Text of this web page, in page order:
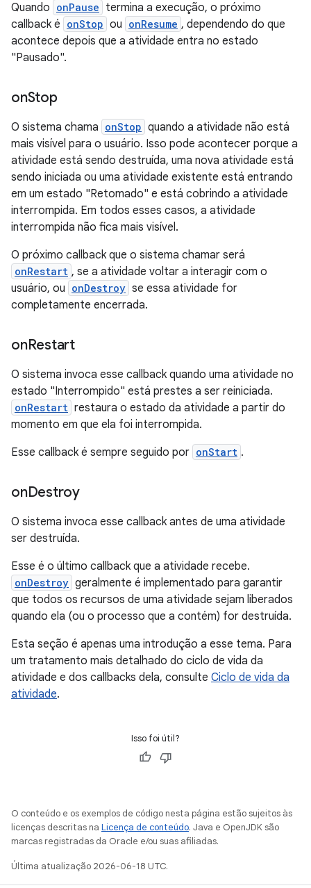
Quando onPause termina a execução, o próximo
callback é onStop ou onResume , dependendo do que
acontece depois que a atividade entra no estado
"Pausado".
onStop
O sistema chama onStop quando a atividade não está
mais visível para o usuário. Isso pode acontecer porque a
atividade está sendo destruída, uma nova atividade está
sendo iniciada ou uma atividade existente está entrando
em um estado "Retomado" e está cobrindo a atividade
interrompida. Em todos esses casos, a atividade
interrompida não fica mais visível.
O próximo callback que o sistema chamar será
onRestart , se a atividade voltar a interagir com o
usuário, ou onDestroy se essa atividade for
completamente encerrada.
onRestart
O sistema invoca esse callback quando uma atividade no
estado "Interrompido" está prestes a ser reiniciada.
onRestart restaura o estado da atividade a partir do
momento em que ela foi interrompida.
Esse callback é sempre seguido por onStart .
onDestroy
O sistema invoca esse callback antes de uma atividade
ser destruída.
Esse é o último callback que a atividade recebe.
onDestroy geralmente é implementado para garantir
que todos os recursos de uma atividade sejam liberados
quando ela (ou o processo que a contém) for destruída.
Esta seção é apenas uma introdução a esse tema. Para
um tratamento mais detalhado do ciclo de vida da
atividade e dos callbacks dela, consulte Ciclo de vida da
atividade.
Isso foi útil?
O conteúdo e os exemplos de código nesta página estão sujeitos às
licenças descritas na Licença de conteúdo. Java e OpenJDK são
marcas registradas da Oracle e/ou suas afiliadas.
Última atualização 2026-06-18 UTC.